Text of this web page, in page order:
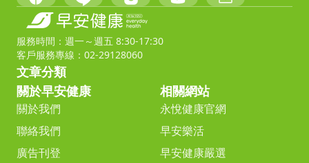
服務時間：週一～週五 8:30-17:30
客戶服務專線：02-29128060
文章分類
關於早安健康
關於我們
聯絡我們
廣告刊登
相關網站
永悅健康官網
早安樂活
早安健康嚴選